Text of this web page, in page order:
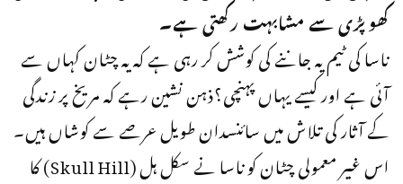
کھوپڑی سے مشابہت رکھتی ہے۔
ناسا کی ٹیم یہ جاننے کی کوشش کر رہی ہے کہ یہ چٹان کہاں سے
آئی ہے اور کیسے یہاں پہنچی؟ذہن نشین رہے کہ مریخ پر زندگی
کے آثار کی تلاش میں سائنسدان طویل عرصے سے کوشاں ہیں۔
اس غیر معمولی چٹان کو ناسا نے سکل ہل (Skull Hill) کا